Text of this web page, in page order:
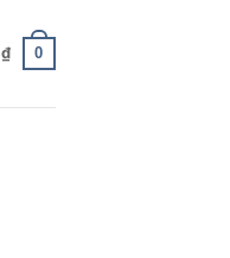
₫ 0